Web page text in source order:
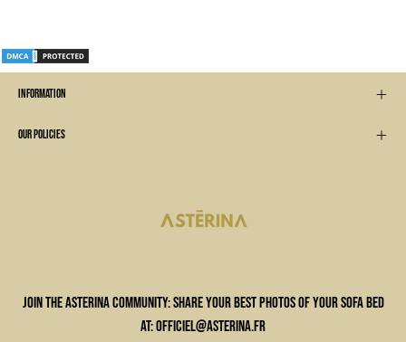
INFORMATION
OUR POLICIES
Join the ASTERINA community: share your best photos of your sofa bed
at: officiel@asterina.fr